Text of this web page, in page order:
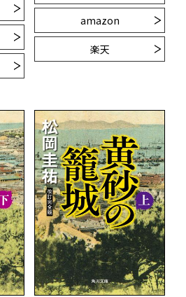
amazon
楽天